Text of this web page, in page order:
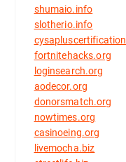
shumaio.info
slotherio.info
fortnitehacks.org
loginsearch.org
aodecor.org
donorsmatch.org
nowtimes.org
casinoeing.org
livemocha.biz